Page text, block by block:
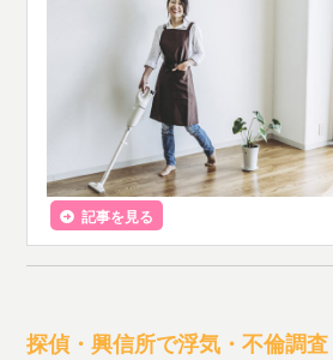
記事を見る
探偵・興信所で浮気・不倫調